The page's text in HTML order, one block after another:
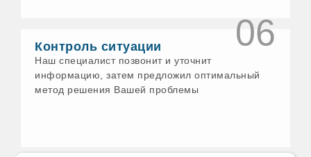
06
Контроль ситуации
Наш специалист позвонит и уточнит
информацию, затем предложил оптимальный
метод решения Вашей проблемы